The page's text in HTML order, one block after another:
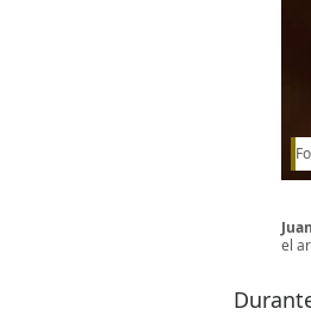
el